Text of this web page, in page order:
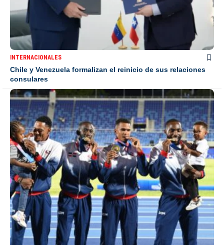
INTERNACIONALES
Chile y Venezuela formalizan el reinicio de sus relaciones
consulares